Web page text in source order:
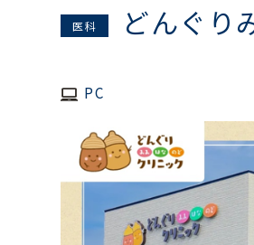
医科 どんぐり
PC